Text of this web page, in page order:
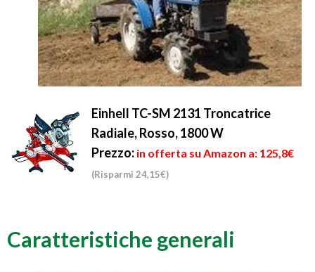
Einhell TC-SM 2131 Troncatrice
Radiale, Rosso, 1800 W
Prezzo: in offerta su Amazon a: 125,8€
(Risparmi 24,15€)
Caratteristiche generali